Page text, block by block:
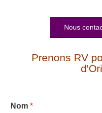
Nous
Prenons RV
Nom *